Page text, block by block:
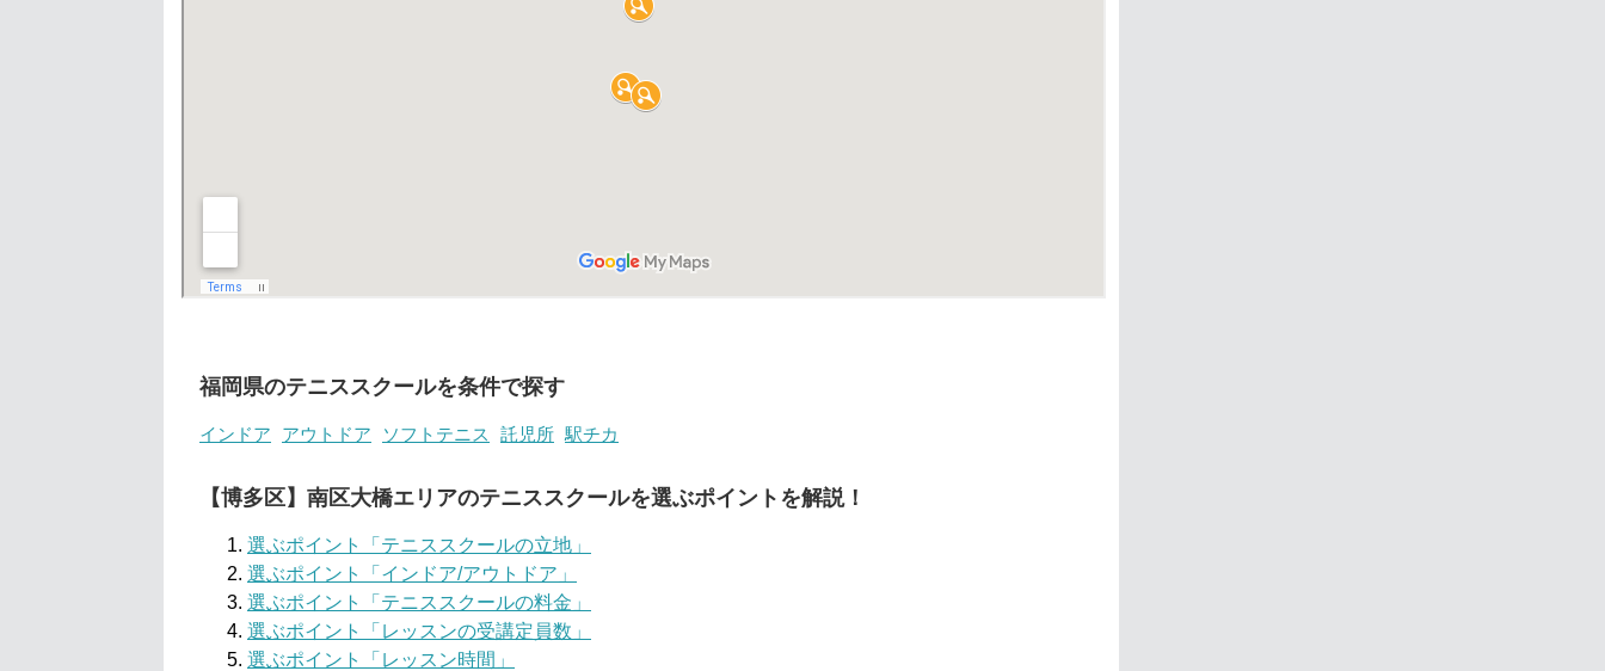
福岡県のテニススクールを条件で探す
インドア アウトドア ソフトテニス 託児所 駅チカ
【博多区】南区大橋エリアのテニススクールを選ぶポイントを解説！
選ぶポイント「テニススクールの立地」
選ぶポイント「インドア/アウトドア」
選ぶポイント「テニススクールの料金」
選ぶポイント「レッスンの受講定員数」
選ぶポイント「レッスン時間」